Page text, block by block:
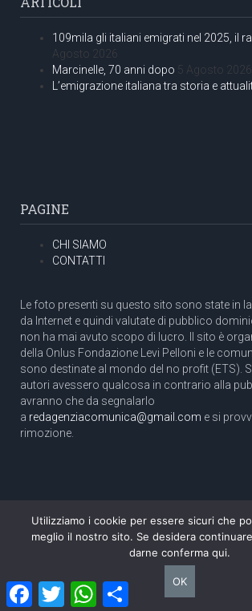
109mila gli italiani emigrati nel 2025, il
Agosto 2026
Marcinelle, 70 anni dopo 5 Agosto 2026
L’emigrazione italiana tra storia e
PAGINE
CHI SIAMO
CONTATTI
Le foto presenti su questo sito sono state in
da Internet e quindi valutate di pubblico
non ha mai avuto scopo di lucro. Il sito è
della Onlus Fondazione Levi Pelloni e le
sono destinate al mondo del no profit (ETS).
autori avessero qualcosa in contrario alla
avranno che da segnalarlo
a redagenziacomunica@gmail.com e si
rimozione.
Copyright 2003 com.unica - Tutti i diritti riservati
Aut. Tribunale di Roma N. 466/2003 dell'11/11/2003
Direttore responsabile: Pino Pelloni
Design by Ethoslab.
FacebookTwitter WhatsAppCondividi
Utilizziamo i cookie per essere sicuri che
meglio il nostro sito. Se desidera
darne conferma qui.
OK